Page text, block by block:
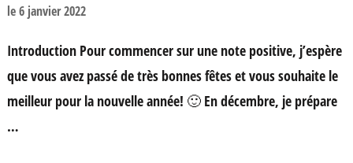
le6 janvier 2022
Introduction Pour commencer sur une note positive, j’espère
que vous avez passé de très bonnes fêtes et vous souhaite le
meilleur pour la nouvelle année! 🙂 En décembre, je prépare
…